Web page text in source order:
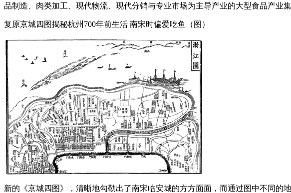
品制造、肉类加工、现代物流、现代分销与专业市场为主导产业的大型食品产业
复原京城四图揭秘杭州700年前生活 南宋时偏爱吃鱼（图）
新的《京城四图》，清晰地勾勒出了南宋临安城的方方面面，而通过图中不同的